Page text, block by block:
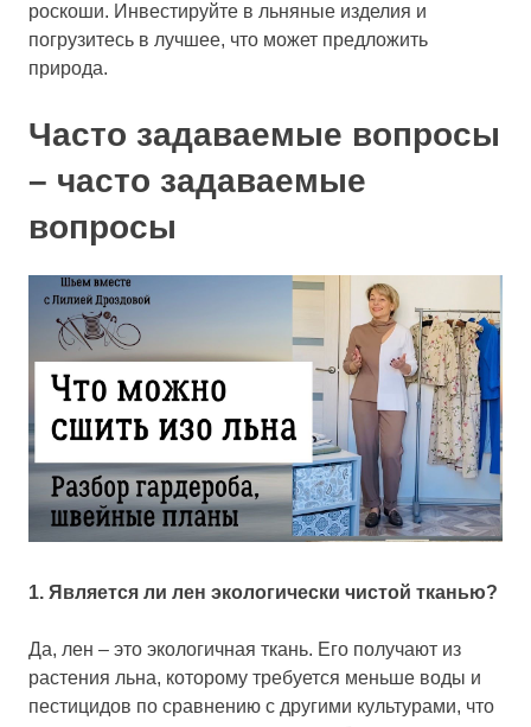
роскоши. Инвестируйте в льняные изделия и
погрузитесь в лучшее, что может предложить
природа.
Часто задаваемые вопросы
– часто задаваемые
вопросы
1. Является ли лен экологически чистой тканью?
Да, лен – это экологичная ткань. Его получают из
растения льна, которому требуется меньше воды и
пестицидов по сравнению с другими культурами, что